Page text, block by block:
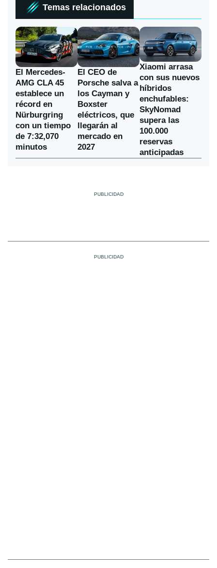
Temas relacionados
El Mercedes-
AMG CLA 45
establece un
récord en
Nürburgring
con un tiempo
de 7:32,070
minutos
El CEO de
Porsche salva a
los Cayman y
Boxster
eléctricos, que
llegarán al
mercado en
2027
Xiaomi arrasa
con sus nuevos
híbridos
enchufables:
SkyNomad
supera las
100.000
reservas
anticipadas